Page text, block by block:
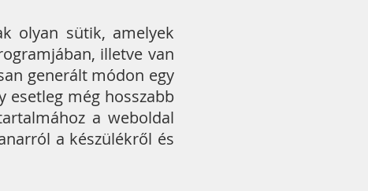
olyan sütik, amelyek
illetve van
generált módon egy
esetleg még hosszabb
a weboldal
a készülékről és